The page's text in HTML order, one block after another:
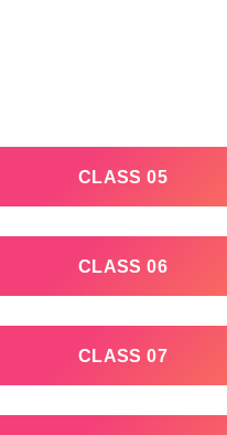
CLASS 05
CLASS 06
CLASS 07